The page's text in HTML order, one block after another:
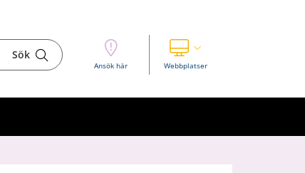
Sök
Ansök här WebbplatserVisa våra andra webbplatser